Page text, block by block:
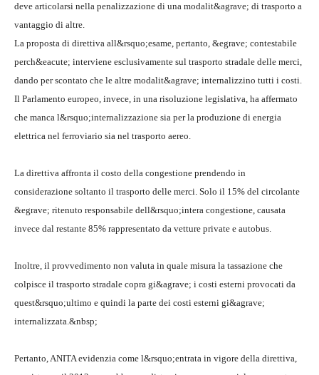
deve articolarsi nella penalizzazione di una modalit&agrave; di trasporto a
vantaggio di altre.
La proposta di direttiva all&rsquo;esame, pertanto, &egrave; contestabile
perch&eacute; interviene esclusivamente sul trasporto stradale delle merci,
dando per scontato che le altre modalit&agrave; internalizzino tutti i costi.
Il Parlamento europeo, invece, in una risoluzione legislativa, ha affermato
che manca l&rsquo;internalizzazione sia per la produzione di energia
elettrica nel ferroviario sia nel trasporto aereo.
La direttiva affronta il costo della congestione prendendo in
considerazione soltanto il trasporto delle merci. Solo il 15% del circolante
&egrave; ritenuto responsabile dell&rsquo;intera congestione, causata
invece dal restante 85% rappresentato da vetture private e autobus.
Inoltre, il provvedimento non valuta in quale misura la tassazione che
colpisce il trasporto stradale copra gi&agrave; i costi esterni provocati da
quest&rsquo;ultimo e quindi la parte dei costi esterni gi&agrave;
internalizzata.&nbsp;
Pertanto, ANITA evidenzia come l&rsquo;entrata in vigore della direttiva,